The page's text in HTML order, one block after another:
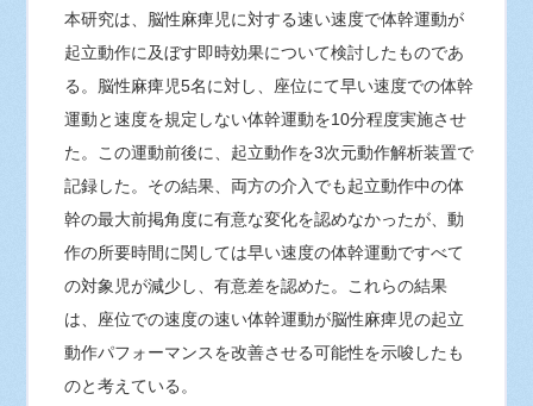
本研究は、脳性麻痺児に対する速い速度で体幹運動が
起立動作に及ぼす即時効果について検討したものであ
る。脳性麻痺児5名に対し、座位にて早い速度での体幹
運動と速度を規定しない体幹運動を10分程度実施させ
た。この運動前後に、起立動作を3次元動作解析装置で
記録した。その結果、両方の介入でも起立動作中の体
幹の最大前掲角度に有意な変化を認めなかったが、動
作の所要時間に関しては早い速度の体幹運動ですべて
の対象児が減少し、有意差を認めた。これらの結果
は、座位での速度の速い体幹運動が脳性麻痺児の起立
動作パフォーマンスを改善させる可能性を示唆したも
のと考えている。